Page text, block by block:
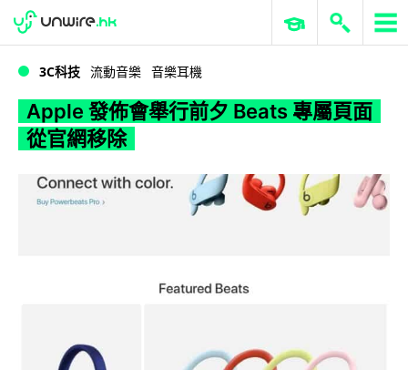
WWDC 2026 ERP 與商業 AI
3C科技 流動音樂 音樂耳機
Apple 發佈會舉行前夕 Beats 專屬頁面
從官網移除